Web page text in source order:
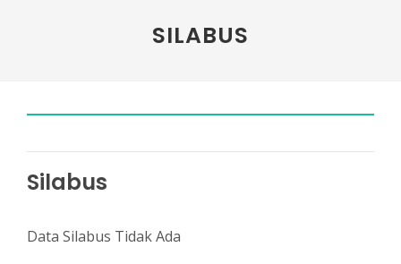
SILABUS
Silabus
Data Silabus Tidak Ada